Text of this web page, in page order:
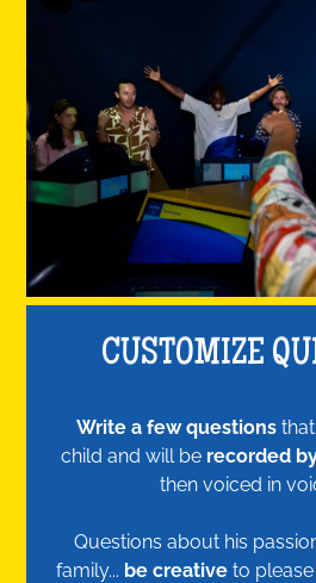
CUSTOMIZE
Write a few questions
child and will be recorded
then voiced in
Questions about his
family... be creativeto please